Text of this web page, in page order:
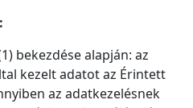
bekezdése alapján: az
kezelt adatot az Érintett
az adatkezelésnek